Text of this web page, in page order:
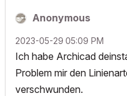
Anonymous
‎2023-05-29 05:09 PM
Ich habe Archicad
Problem mir den
verschwunden.